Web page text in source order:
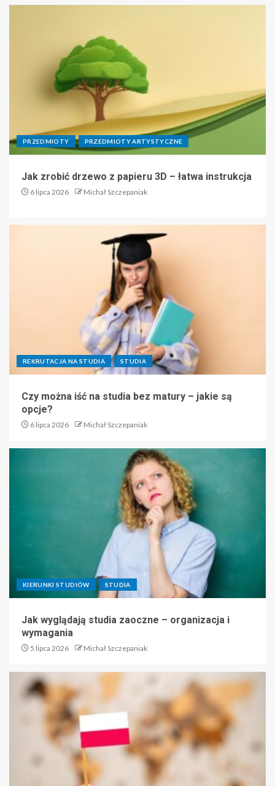
PRZEDMIOTY PRZEDMIOTY ARTYSTYCZNE
Jak zrobić drzewo z papieru 3D – łatwa instrukcja
6 lipca 2026 Michał Szczepaniak
REKRUTACJA NA STUDIA STUDIA
Czy można iść na studia bez matury – jakie są
opcje?
6 lipca 2026 Michał Szczepaniak
KIERUNKI STUDIÓW STUDIA
Jak wyglądają studia zaoczne – organizacja i
wymagania
5 lipca 2026 Michał Szczepaniak